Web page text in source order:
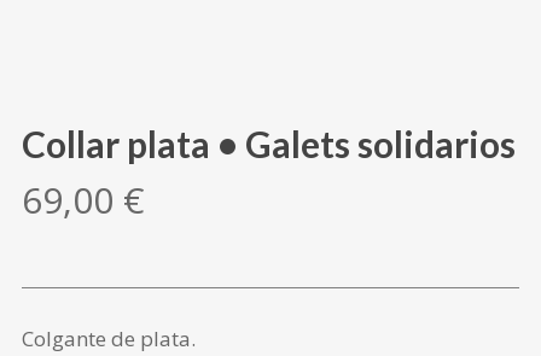
Collar plata • Galets solidarios
69,00 €
Colgante de plata.